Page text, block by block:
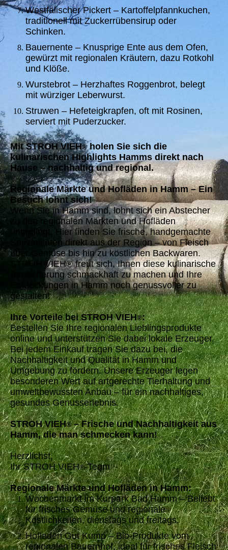
Westfälischer Pickert – Kartoffelpfannkuchen,
traditionell mit Zuckerrübensirup oder
Schinken.
Bauernente – Knusprige Ente aus dem Ofen,
gewürzt mit regionalen Kräutern, dazu Rotkohl
und Klöße.
Wurstebrot – Herzhaftes Roggenbrot, belegt
mit würziger Leberwurst.
Struwen – Hefeteigkrapfen, oft mit Rosinen,
serviert mit Puderzucker.
Mit STROH VIEH®holen Sie sich die
kulinarischen Highlights Hamms direkt nach
Hause – nachhaltig und regional.
Regionale Märkte und Hofläden in Hamm – Ein
Besuch lohnt sich!
Wenn Sie in Hamm sind, lohnt sich ein Abstecher
zu den regionalen Märkten und Hofläden
unbedingt. Hier finden Sie frische, handgemachte
Spezialitäten direkt aus der Region – von Fleisch
über Gemüse bis hin zu köstlichen Backwaren.
STROH VIEH® freut sich, Ihnen diese kulinarische
Bereicherung schmackhaft zu machen und Ihre
Entdeckungen in Hamm noch genussvoller zu
gestalten!
Ihre Vorteile bei STROH VIEH®:
Bestellen Sie Ihre regionalen Lieblingsprodukte
online und unterstützen Sie dabei lokale Erzeuger.
Bei jedem Einkauf tragen Sie dazu bei, die
Nachhaltigkeit und Qualität in Hamm und
Umgebung zu fördern. Unsere Erzeuger legen
besonderen Wert auf artgerechte Tierhaltung und
umweltbewussten Anbau – für ein nachhaltiges,
gesundes Genusserlebnis.
STROH VIEH®– Frische und Nachhaltigkeit aus
Hamm, die man schmecken kann!
Herzlichst,
Ihr STROH VIEH®-Team
Regionale Märkte und Hofläden in Hamm:
Wochenmarkt im Kurpark Bad Hamm – Beliebt
für frisches Gemüse und regionale
Köstlichkeiten, dienstags und freitags.
Hofladen Gut Kump – Bio-Produkte vom
regionalen Bauernhof, ideal für frisches Fleisch